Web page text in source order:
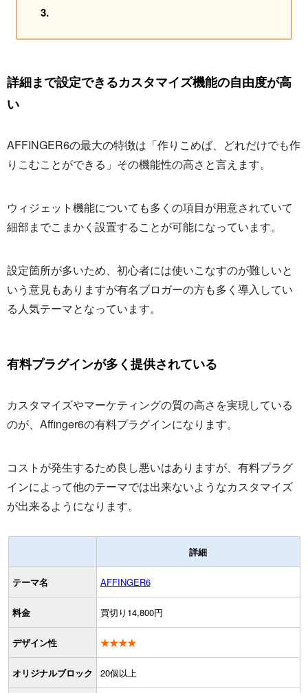
詳細まで設定できるカスタマイズ機能の自由度が高
い
AFFINGER6の最大の特徴は「作りこめば、どれだけでも作
りこむことができる」その機能性の高さと言えます。
ウィジェット機能についても多くの項目が用意されていて
細部までこまかく設置することが可能になっています。
設定箇所が多いため、初心者には使いこなすのが難しいと
いう意見もありますが有名ブロガーの方も多く導入してい
る人気テーマとなっています。
有料プラグインが多く提供されている
カスタマイズやマーケティングの質の高さを実現している
のが、Affinger6の有料プラグインになります。
コストが発生するため良し悪いはありますが、有料プラグ
インによって他のテーマでは出来ないようなカスタマイズ
が出来るようになります。
詳細
テーマ名 AFFINGER6
料金 買切り14,800円
デザイン性 ★★★★
オリジナルブロック 20個以上